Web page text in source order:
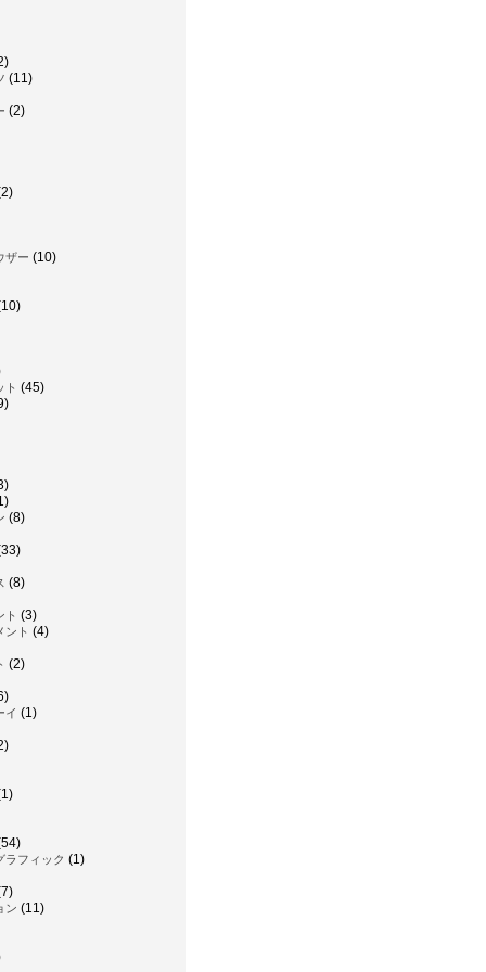
(11)
(2)
ザー (10)
ト (45)
(8)
(8)
ト (3)
ント (4)
(2)
イ (1)
ラフィック (1)
ン (11)